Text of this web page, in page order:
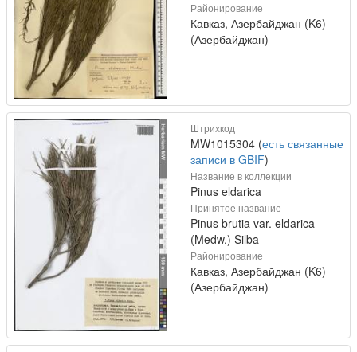
Районирование
Кавказ, Азербайджан (K6)
(Азербайджан)
Штрихкод
MW1015304 (есть связанные
записи в GBIF)
Название в коллекции
Pinus eldarica
Принятое название
Pinus brutia var. eldarica
(Medw.) Silba
Районирование
Кавказ, Азербайджан (K6)
(Азербайджан)